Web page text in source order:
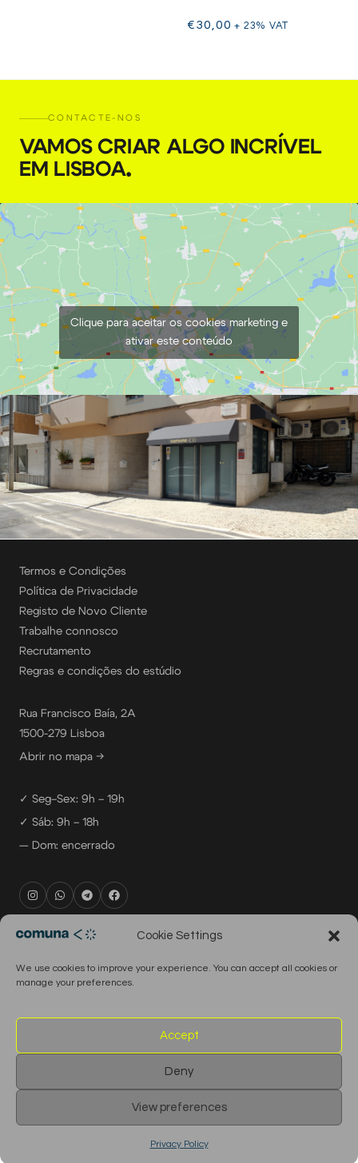
Cookie Settings
We use cookies to improve your experience. You can accept all cookies or
manage your preferences.
Accept
Deny
View preferences
Privacy Policy
€30,00 + 23% VAT
CONTACTE-NOS
VAMOS CRIAR ALGO INCRÍVEL
EM LISBOA.
Clique para aceitar os cookies marketing e
ativar este conteúdo
Termos e Condições
Política de Privacidade
Registo de Novo Cliente
Trabalhe connosco
Recrutamento
Regras e condições do estúdio
Rua Francisco Baía, 2A
1500-279 Lisboa
Abrir no mapa →
✓ Seg–Sex: 9h – 19h
✓ Sáb: 9h – 18h
— Dom: encerrado
rental@comuna.pt
production@comuna.pt
English Português